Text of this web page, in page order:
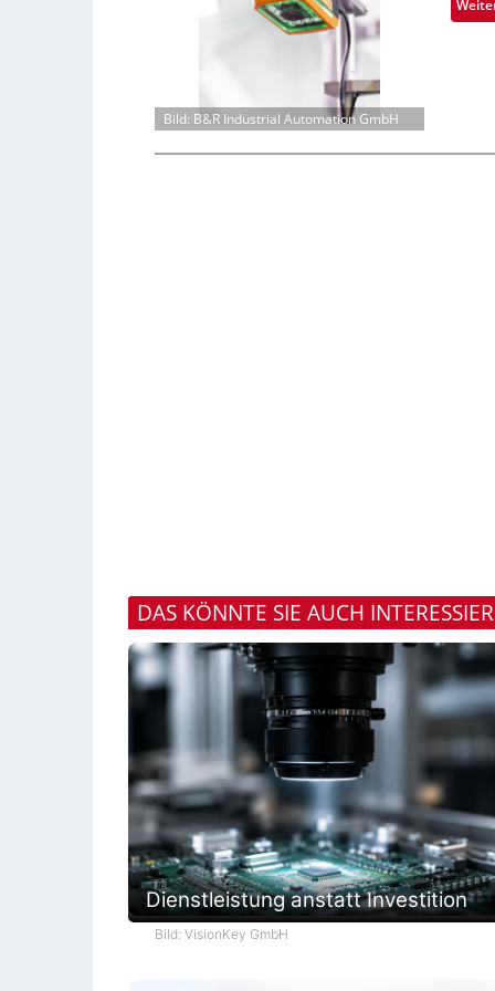
Bild: B&R Industrial Automation GmbH
DAS KÖNNTE SIE AUCH
Dienstleistung anstatt Investition
Bild: VisionKey GmbH